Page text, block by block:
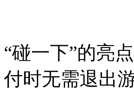
“碰一下”的亮
付时无需退出